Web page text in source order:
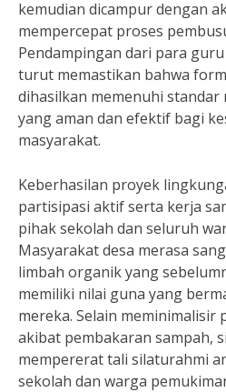
kemudian dicampur dengan
mempercepat proses
Pendampingan dari para
turut memastikan bahwa
dihasilkan memenuhi
yang aman dan efektif bagi
masyarakat.
Keberhasilan proyek
partisipasi aktif serta kerja
pihak sekolah dan seluruh
Masyarakat desa merasa
limbah organik yang
memiliki nilai guna yang
mereka. Selain meminimalisir
akibat pembakaran sampah,
mempererat tali silaturahmi
sekolah dan warga